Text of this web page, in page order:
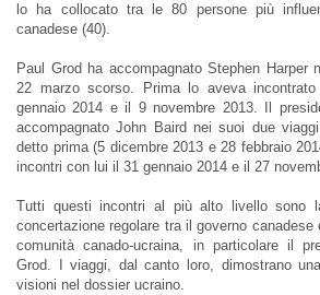
lo ha collocato tra le 80 persone più
canadese (40).
Paul Grod ha accompagnato Stephen Harper
22 marzo scorso. Prima lo aveva
gennaio 2014 e il 9 novembre 2013. Il
accompagnato John Baird nei suoi due
detto prima (5 dicembre 2013 e 28 febbraio
incontri con lui il 31 gennaio 2014 e il 27
Tutti questi incontri al più alto livello sono
concertazione regolare tra il governo
comunità canado-ucraina, in particolare il
Grod. I viaggi, dal canto loro, dimostrano
visioni nel dossier ucraino.